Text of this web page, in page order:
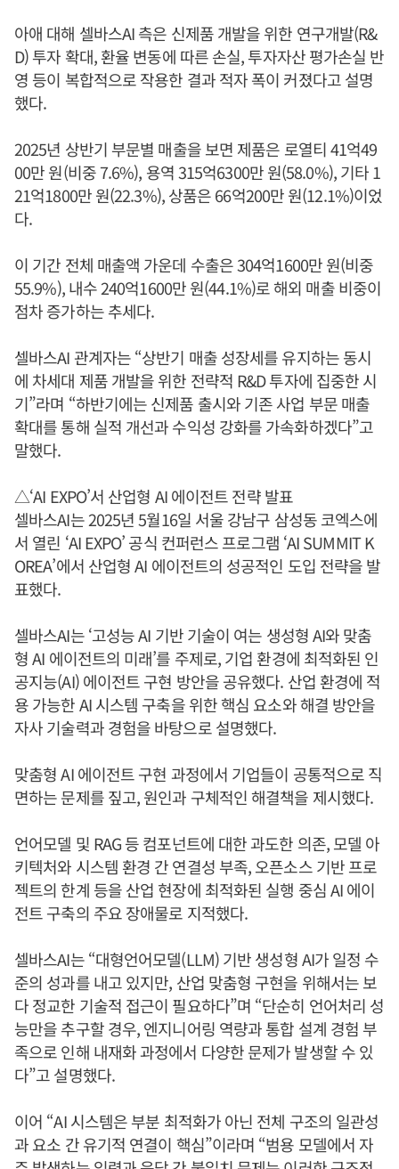
아애 대해 셀바스AI 측은 신제품 개발을 위한 연구개발(R&
D) 투자 확대, 환율 변동에 따른 손실, 투자자산 평가손실 반
영 등이 복합적으로 작용한 결과 적자 폭이 커졌다고 설명
했다.
2025년 상반기 부문별 매출을 보면 제품은 로열티 41억49
00만 원(비중 7.6%), 용역 315억6300만 원(58.0%), 기타 1
21억1800만 원(22.3%), 상품은 66억200만 원(12.1%)이었
다.
이 기간 전체 매출액 가운데 수출은 304억1600만 원(비중
55.9%), 내수 240억1600만 원(44.1%)로 해외 매출 비중이
점차 증가하는 추세다.
셀바스AI 관계자는 “상반기 매출 성장세를 유지하는 동시
에 차세대 제품 개발을 위한 전략적 R&D 투자에 집중한 시
기”라며 “하반기에는 신제품 출시와 기존 사업 부문 매출
확대를 통해 실적 개선과 수익성 강화를 가속화하겠다”고
말했다.
△‘AI EXPO’서 산업형 AI 에이전트 전략 발표
셀바스AI는 2025년 5월16일 서울 강남구 삼성동 코엑스에
서 열린 ‘AI EXPO’ 공식 컨퍼런스 프로그램 ‘AI SUMMIT K
OREA’에서 산업형 AI 에이전트의 성공적인 도입 전략을 발
표했다.
셀바스AI는 ‘고성능 AI 기반 기술이 여는 생성형 AI와 맞춤
형 AI 에이전트의 미래’를 주제로, 기업 환경에 최적화된 인
공지능(AI) 에이전트 구현 방안을 공유했다. 산업 환경에 적
용 가능한 AI 시스템 구축을 위한 핵심 요소와 해결 방안을
자사 기술력과 경험을 바탕으로 설명했다.
맞춤형 AI 에이전트 구현 과정에서 기업들이 공통적으로 직
면하는 문제를 짚고, 원인과 구체적인 해결책을 제시했다.
언어모델 및 RAG 등 컴포넌트에 대한 과도한 의존, 모델 아
키텍처와 시스템 환경 간 연결성 부족, 오픈소스 기반 프로
젝트의 한계 등을 산업 현장에 최적화된 실행 중심 AI 에이
전트 구축의 주요 장애물로 지적했다.
셀바스AI는 “대형언어모델(LLM) 기반 생성형 AI가 일정 수
준의 성과를 내고 있지만, 산업 맞춤형 구현을 위해서는 보
다 정교한 기술적 접근이 필요하다”며 “단순히 언어처리 성
능만을 추구할 경우, 엔지니어링 역량과 통합 설계 경험 부
족으로 인해 내재화 과정에서 다양한 문제가 발생할 수 있
다”고 설명했다.
이어 “AI 시스템은 부분 최적화가 아닌 전체 구조의 일관성
과 요소 간 유기적 연결이 핵심”이라며 “범용 모델에서 자